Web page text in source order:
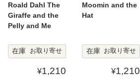
Roald Dahl The
Giraffe and the
Pelly and Me
在庫 お取り寄せ
¥1,210
Moomin and the
Hat
在庫 お取り寄せ
¥1,210